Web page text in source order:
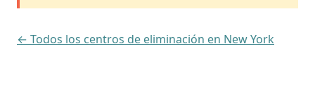
← Todos los centros de eliminación en New York